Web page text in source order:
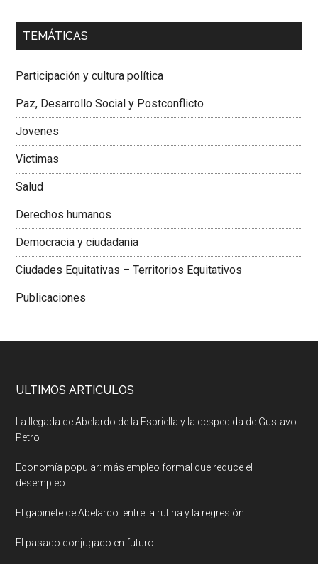
00:00 01:04
Colombiana
TEMÁTICAS
Participación y cultura política
Paz, Desarrollo Social y Postconflicto
Jovenes
Victimas
Salud
Derechos humanos
Democracia y ciudadania
Ciudades Equitativas – Territorios Equitativos
Publicaciones
ULTIMOS ARTICULOS
La llegada de Abelardo de la Espriella y la despedida de Gustavo
Petro
Economía popular: más empleo formal que reduce el
desempleo
El gabinete de Abelardo: entre la rutina y la regresión
El pasado conjugado en futuro